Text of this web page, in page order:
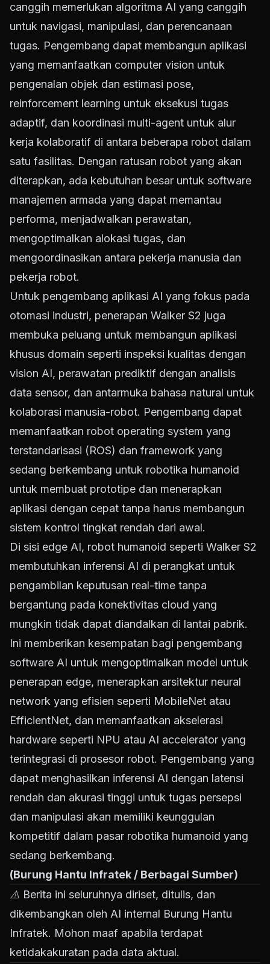
canggih memerlukan algoritma AI yang canggih
untuk navigasi, manipulasi, dan perencanaan
tugas. Pengembang dapat membangun aplikasi
yang memanfaatkan computer vision untuk
pengenalan objek dan estimasi pose,
reinforcement learning untuk eksekusi tugas
adaptif, dan koordinasi multi-agent untuk alur
kerja kolaboratif di antara beberapa robot dalam
satu fasilitas. Dengan ratusan robot yang akan
diterapkan, ada kebutuhan besar untuk software
manajemen armada yang dapat memantau
performa, menjadwalkan perawatan,
mengoptimalkan alokasi tugas, dan
mengoordinasikan antara pekerja manusia dan
pekerja robot.
Untuk pengembang aplikasi AI yang fokus pada
otomasi industri, penerapan Walker S2 juga
membuka peluang untuk membangun aplikasi
khusus domain seperti inspeksi kualitas dengan
vision AI, perawatan prediktif dengan analisis
data sensor, dan antarmuka bahasa natural untuk
kolaborasi manusia-robot. Pengembang dapat
memanfaatkan robot operating system yang
terstandarisasi (ROS) dan framework yang
sedang berkembang untuk robotika humanoid
untuk membuat prototipe dan menerapkan
aplikasi dengan cepat tanpa harus membangun
sistem kontrol tingkat rendah dari awal.
Di sisi edge AI, robot humanoid seperti Walker S2
membutuhkan inferensi AI di perangkat untuk
pengambilan keputusan real-time tanpa
bergantung pada konektivitas cloud yang
mungkin tidak dapat diandalkan di lantai pabrik.
Ini memberikan kesempatan bagi pengembang
software AI untuk mengoptimalkan model untuk
penerapan edge, menerapkan arsitektur neural
network yang efisien seperti MobileNet atau
EfficientNet, dan memanfaatkan akselerasi
hardware seperti NPU atau AI accelerator yang
terintegrasi di prosesor robot. Pengembang yang
dapat menghasilkan inferensi AI dengan latensi
rendah dan akurasi tinggi untuk tugas persepsi
dan manipulasi akan memiliki keunggulan
kompetitif dalam pasar robotika humanoid yang
sedang berkembang.
(Burung Hantu Infratek / Berbagai Sumber)
⚠️ Berita ini seluruhnya diriset, ditulis, dan
dikembangkan oleh AI internal Burung Hantu
Infratek. Mohon maaf apabila terdapat
ketidakakuratan pada data aktual.